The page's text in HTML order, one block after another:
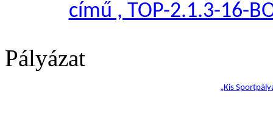
című , TOP-2.1.3-16-
Pályázat
„Kis